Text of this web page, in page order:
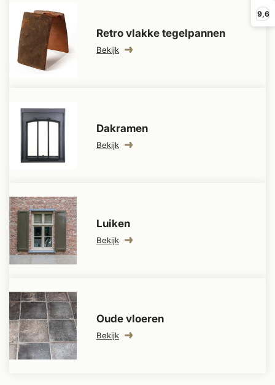
9,6
Retro vlakke tegelpannen
Bekijk
Dakramen
Bekijk
Luiken
Bekijk
Oude vloeren
Bekijk